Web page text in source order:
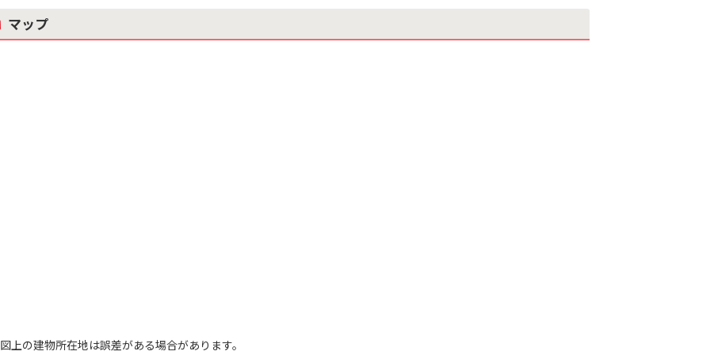
マップ
上の建物所在地は誤差がある場合があります。